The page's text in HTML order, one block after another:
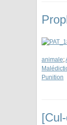
animale;
Punition